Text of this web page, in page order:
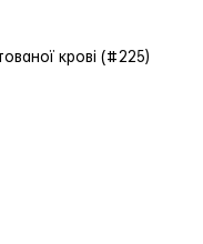
крові (#225)